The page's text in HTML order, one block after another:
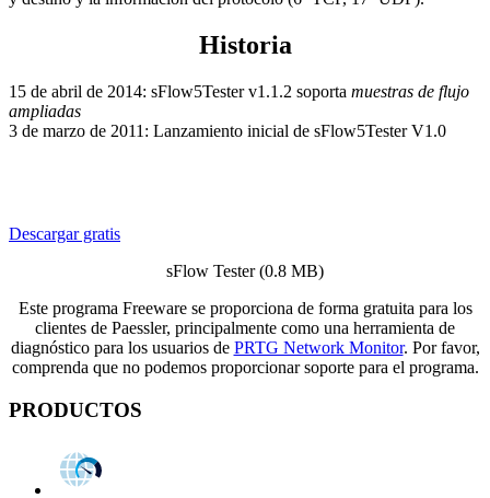
Historia
15 de abril de 2014: sFlow5Tester v1.1.2 soporta muestras de flujo
ampliadas
3 de marzo de 2011: Lanzamiento inicial de sFlow5Tester V1.0
Descargar gratis
sFlow Tester (0.8 MB)
Este programa Freeware se proporciona de forma gratuita para los
clientes de Paessler, principalmente como una herramienta de
diagnóstico para los usuarios de PRTG Network Monitor. Por favor,
comprenda que no podemos proporcionar soporte para el programa.
PRODUCTOS